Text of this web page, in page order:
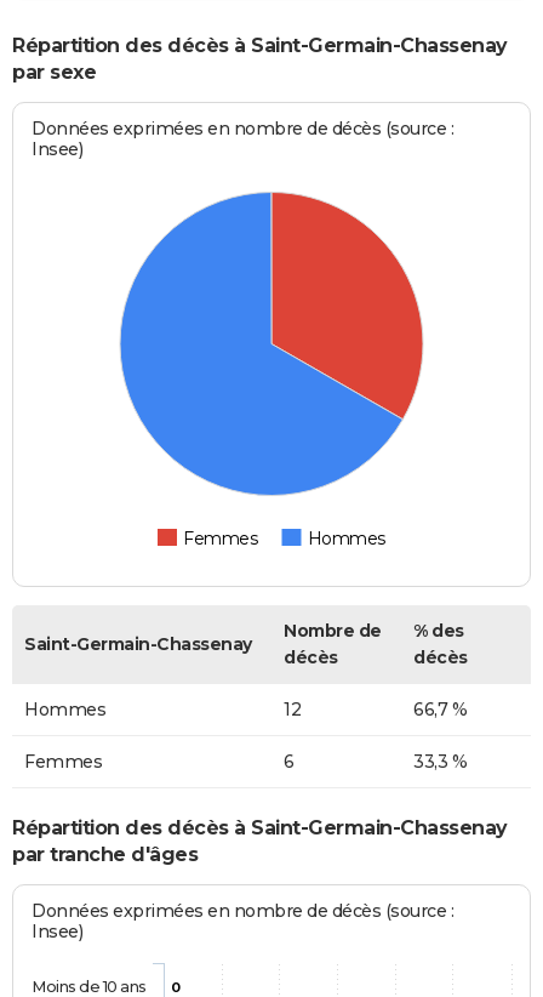
Répartition des décès à Saint-Germain-Chassenay
par sexe
Données exprimées en nombre de décès (source :
Insee)
Femmes Hommes
Saint-Germain-Chassenay
Nombre de
décès
% des
décès
Hommes 12 66,7 %
Femmes 6 33,3 %
Répartition des décès à Saint-Germain-Chassenay
par tranche d'âges
Données exprimées en nombre de décès (source :
Insee)
0
Moins de 10 ans